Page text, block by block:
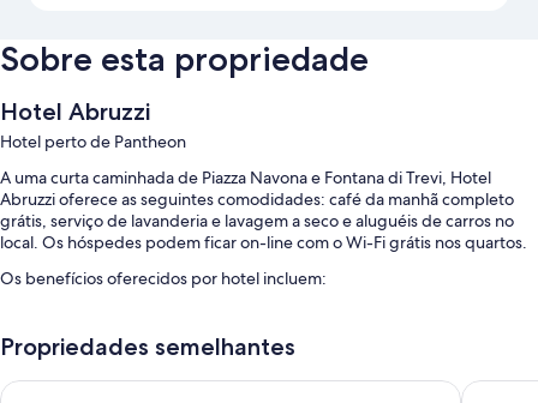
Sobre esta propriedade
Hotel Abruzzi
Hotel perto de Pantheon
A uma curta caminhada de Piazza Navona e Fontana di Trevi, Hotel
Abruzzi oferece as seguintes comodidades: café da manhã completo
grátis, serviço de lavanderia e lavagem a seco e aluguéis de carros no
local. Os hóspedes podem ficar on-line com o Wi-Fi grátis nos quartos.
Os benefícios oferecidos por hotel incluem:
expresso
Propriedades semelhantes
Argentina Residenza Style Hotel 9Hotel